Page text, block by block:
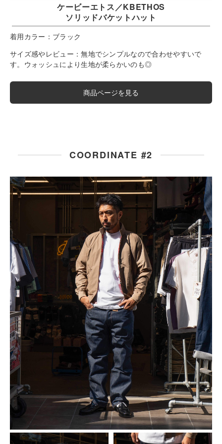
ケービーエトス／KBETHOS
ソリッドバケットハット
着用カラー： ブラック
サイズ感やレビュー：無地でシンプルなので合わせやすいで
す。ウォッシュにより生地が柔らかいのも◎
商品ページを見る
COORDINATE #2